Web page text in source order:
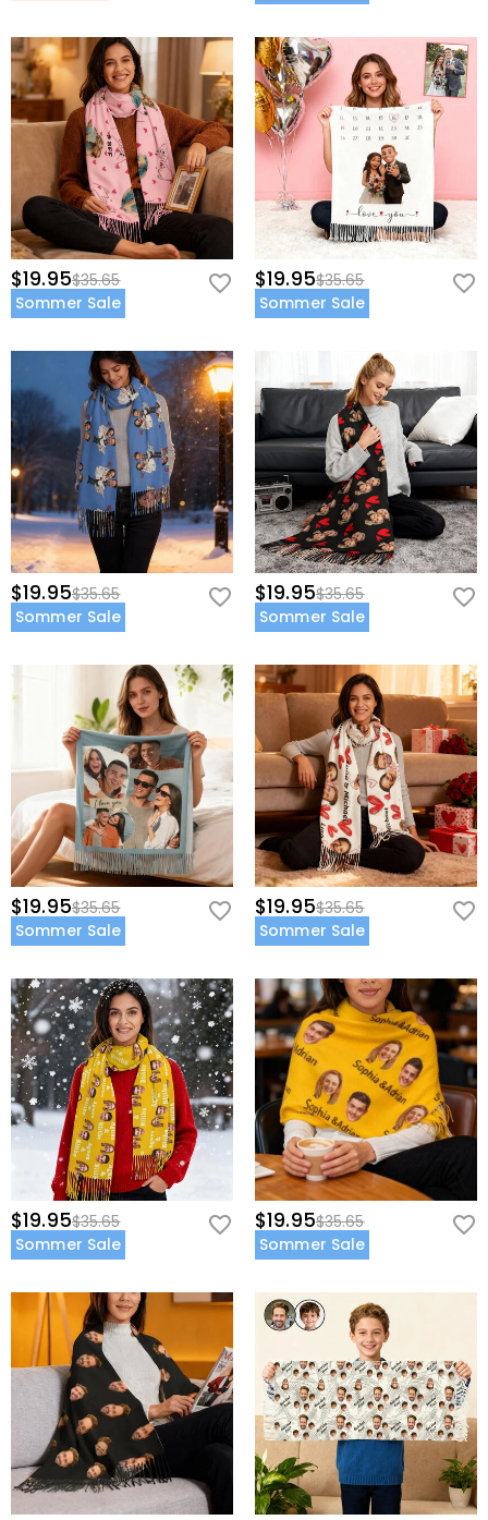
$19.95$35.65
Sommer Sale
$19.95$35.65
Sommer Sale
$19.95$35.65
Sommer Sale
$19.95$35.65
Sommer Sale
$19.95$35.65
Sommer Sale
$19.95$35.65
Sommer Sale
$19.95$35.65
Sommer Sale
$19.95$35.65
Sommer Sale